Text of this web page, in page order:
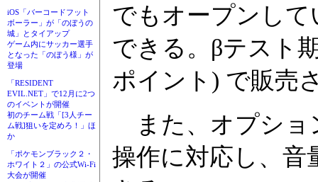
iOS「バーコードフット
ボーラー」が「のぼうの
城」とタイアップ
ゲーム内にサッカー選手
となった「のぼう様」が
登場
「RESIDENT
EVIL.NET」で12月に2つ
のイベントが開催
初のチーム戦「[3人チー
ム戦]狙いを定めろ！」ほ
か
「ポケモンブラック２・
ホワイト２」の公式Wi-Fi
大会が開催
でもオープンして
できる。βテスト
ポイント) で販売
また、オプショ
操作に対応し、音